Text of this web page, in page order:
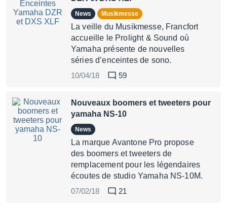
News Musikmesse
La veille du Musikmesse, Francfort
accueille le Prolight & Sound où
Yamaha présente de nouvelles
séries d’enceintes de sono.
10/04/18
59
Nouveaux boomers et tweeters pour
yamaha NS-10
News
La marque Avantone Pro propose
des boomers et tweeters de
remplacement pour les légendaires
écoutes de studio Yamaha NS-10M.
07/02/18
21